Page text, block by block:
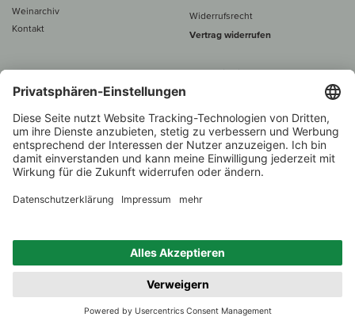
Weinarchiv
Kontakt
Widerrufsrecht
Vertrag widerrufen
Alle Preise inkl. MwSt., zzgl. 5 €
60 € versand­kosten­
Beratung unter
1.000 Winzer –
Weinhändler
des Jahres 2022
Zurück